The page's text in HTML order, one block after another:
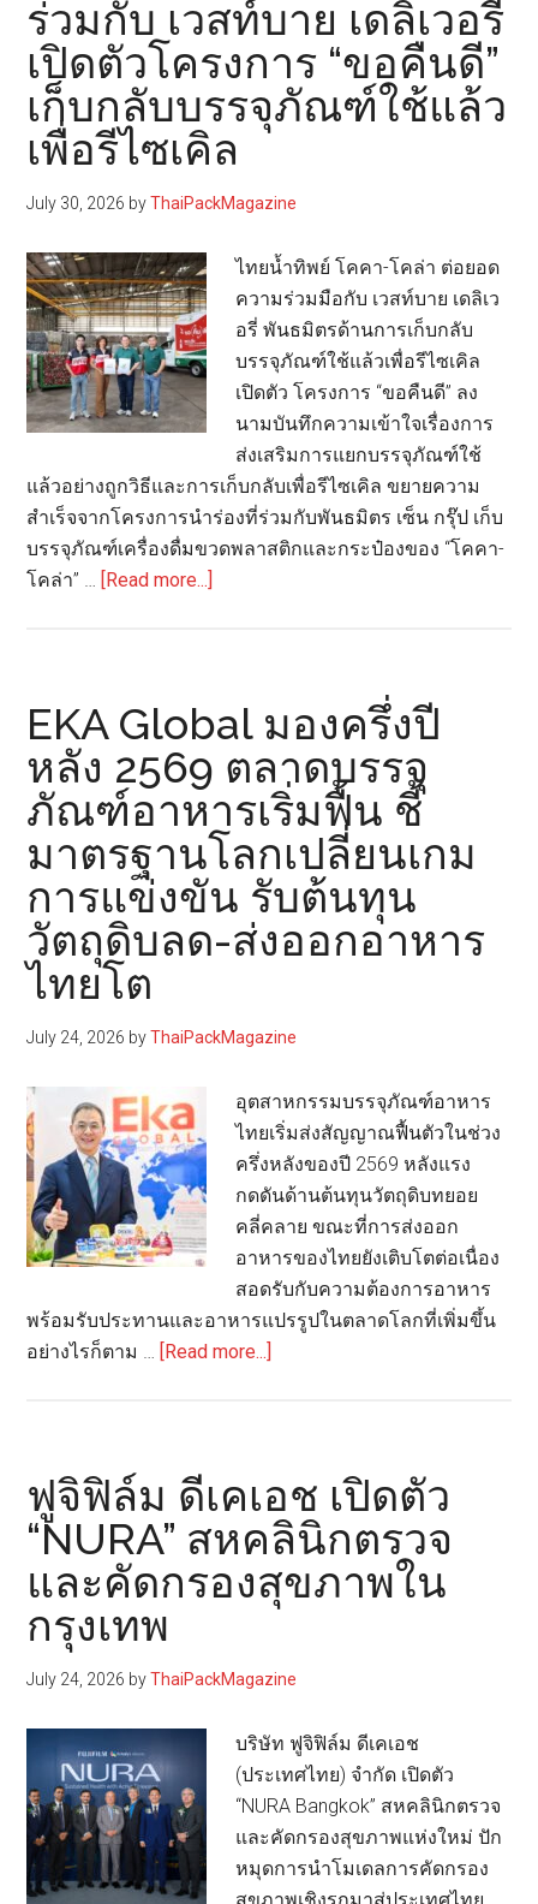
เคลื่
กรี
ดีไซ
และ
เฟอ
ร่วมกับ เวสท์บาย เดลิเวอรี่
เปิดตัวโครงการ “ขอคืนดี”
เก็บกลับบรรจุภัณฑ์ใช้แล้ว
เพื่อรีไซเคิล
July 30, 2026 byThaiPackMagazine
ไทยน้ำทิพย์ โคคา-โคล่า ต่อยอด
ความร่วมมือกับ เวสท์บาย เดลิเว
อรี่ พันธมิตรด้านการเก็บกลับ
บรรจุภัณฑ์ใช้แล้วเพื่อรีไซเคิล
เปิดตัว โครงการ “ขอคืนดี” ลง
นามบันทึกความเข้าใจเรื่องการ
ส่งเสริมการแยกบรรจุภัณฑ์ใช้
แล้วอย่างถูกวิธีและการเก็บกลับเพื่อรีไซเคิล ขยายความ
สำเร็จจากโครงการนำร่องที่ร่วมกับพันธมิตร เซ็น กรุ๊ป เก็บ
บรรจุภัณฑ์เครื่องดื่มขวดพลาสติกและกระป๋องของ “โคคา-
โคล่า” …
[Read more...]
โคคา-
โค
ล่า
ร่วม
กับ
เวสท์
บาย
ตัว
“ขอ
คืนดี”
เก็บ
กลับ
บรรจุ
ภัณฑ์
แล้ว
เพื่อ
EKA Global มองครึ่งปี
หลัง 2569 ตลาดบรรจุ
ภัณฑ์อาหารเริ่มฟื้น ชี้
มาตรฐานโลกเปลี่ยนเกม
การแข่งขัน รับต้นทุน
วัตถุดิบลด-ส่งออกอาหาร
ไทยโต
July 24, 2026 byThaiPackMagazine
อุตสาหกรรมบรรจุภัณฑ์อาหาร
ไทยเริ่มส่งสัญญาณฟื้นตัวในช่วง
ครึ่งหลังของปี 2569 หลังแรง
กดดันด้านต้นทุนวัตถุดิบทยอย
คลี่คลาย ขณะที่การส่งออก
อาหารของไทยยังเติบโตต่อเนื่อง
สอดรับกับความต้องการอาหาร
พร้อมรับประทานและอาหารแปรรูปในตลาดโลกที่เพิ่มขึ้น
อย่างไรก็ตาม …
[Read more...]
ปี
หลัง
2569
ตลาด
ฟื้น
ชี้
มาตรฐาน
โลก
เปลี่ยน
ฟูจิฟิล์ม ดีเคเอช เปิดตัว
“NURA” สหคลินิกตรวจ
และคัดกรองสุขภาพใน
กรุงเทพ
July 24, 2026 byThaiPackMagazine
บริษัท ฟูจิฟิล์ม ดีเคเอช
(ประเทศไทย) จำกัด เปิดตัว
“NURA Bangkok” สหคลินิกตรวจ
และคัดกรองสุขภาพแห่งใหม่ ปัก
หมุดการนำโมเดลการคัดกรอง